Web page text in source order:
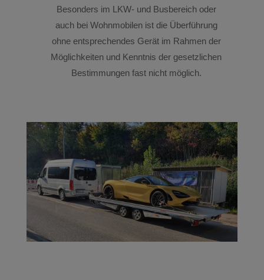
Besonders im LKW- und Busbereich oder
auch bei Wohnmobilen ist die Überführung
ohne entsprechendes Gerät im Rahmen der
Möglichkeiten und Kenntnis der gesetzlichen
Bestimmungen fast nicht möglich.